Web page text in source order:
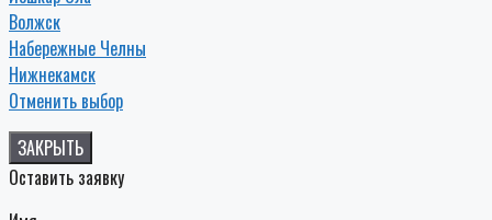
Волжск
Набережные Челны
Нижнекамск
Отменить выбор
ЗАКРЫТЬ
Оставить заявку